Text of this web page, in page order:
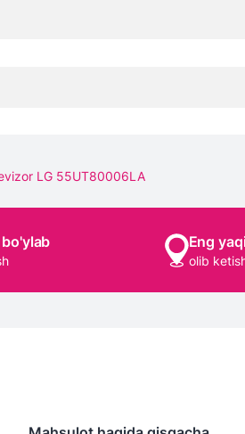
LG 55UT80006LA
Eng
olib